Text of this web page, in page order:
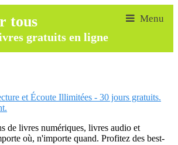
tous
gratuits en ligne
et Écoute Illimitées - 30 jours gratuits.
de livres numériques, livres audio et
où, n'importe quand. Profitez des best-